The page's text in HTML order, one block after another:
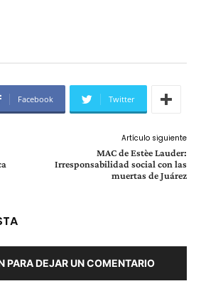
Facebook Twitter
Artículo siguiente
MAC de Estèe Lauder:
Irresponsabilidad social con las
muertas de Juárez
PARA DEJAR UN COMENTARIO